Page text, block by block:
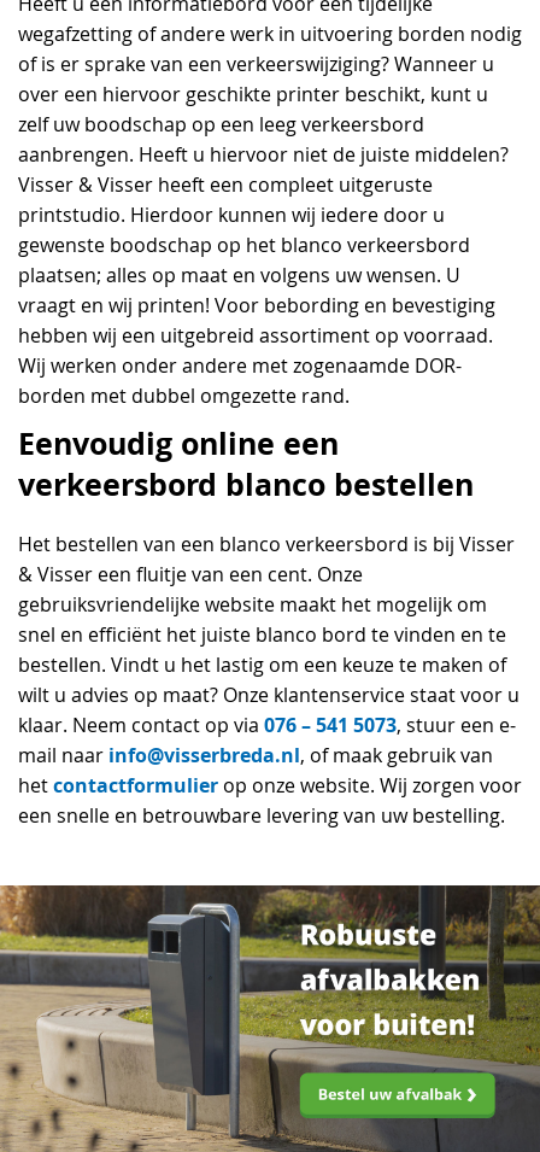
wegafzetting of andere werk in uitvoering borden nodig
of is er sprake van een verkeerswijziging? Wanneer u
over een hiervoor geschikte printer beschikt, kunt u
zelf uw boodschap op een leeg verkeersbord
aanbrengen. Heeft u hiervoor niet de juiste middelen?
Visser & Visser heeft een compleet uitgeruste
printstudio. Hierdoor kunnen wij iedere door u
gewenste boodschap op het blanco verkeersbord
plaatsen; alles op maat en volgens uw wensen. U
vraagt en wij printen! Voor bebording en bevestiging
hebben wij een uitgebreid assortiment op voorraad.
Wij werken onder andere met zogenaamde DOR-
borden met dubbel omgezette rand.
Eenvoudig online een
verkeersbord blanco bestellen
Het bestellen van een blanco verkeersbord is bij Visser
& Visser een fluitje van een cent. Onze
gebruiksvriendelijke website maakt het mogelijk om
snel en efficiënt het juiste blanco bord te vinden en te
bestellen. Vindt u het lastig om een keuze te maken of
wilt u advies op maat? Onze klantenservice staat voor u
klaar. Neem contact op via 076 – 541 5073, stuur een e-
mail naar info@visserbreda.nl, of maak gebruik van
hetcontactformulier op onze website. Wij zorgen voor
een snelle en betrouwbare levering van uw bestelling.